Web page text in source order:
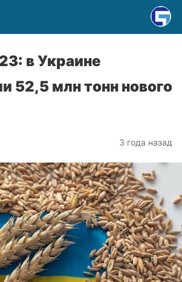
в Украине
52,5 млн тонн нового
3 года назад